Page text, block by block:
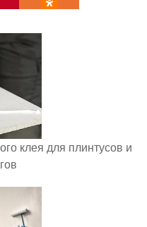
клея для плинтусов и